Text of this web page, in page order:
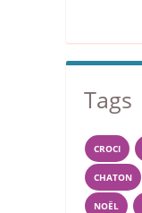
Tags
CROCI
CHATON
NOËL